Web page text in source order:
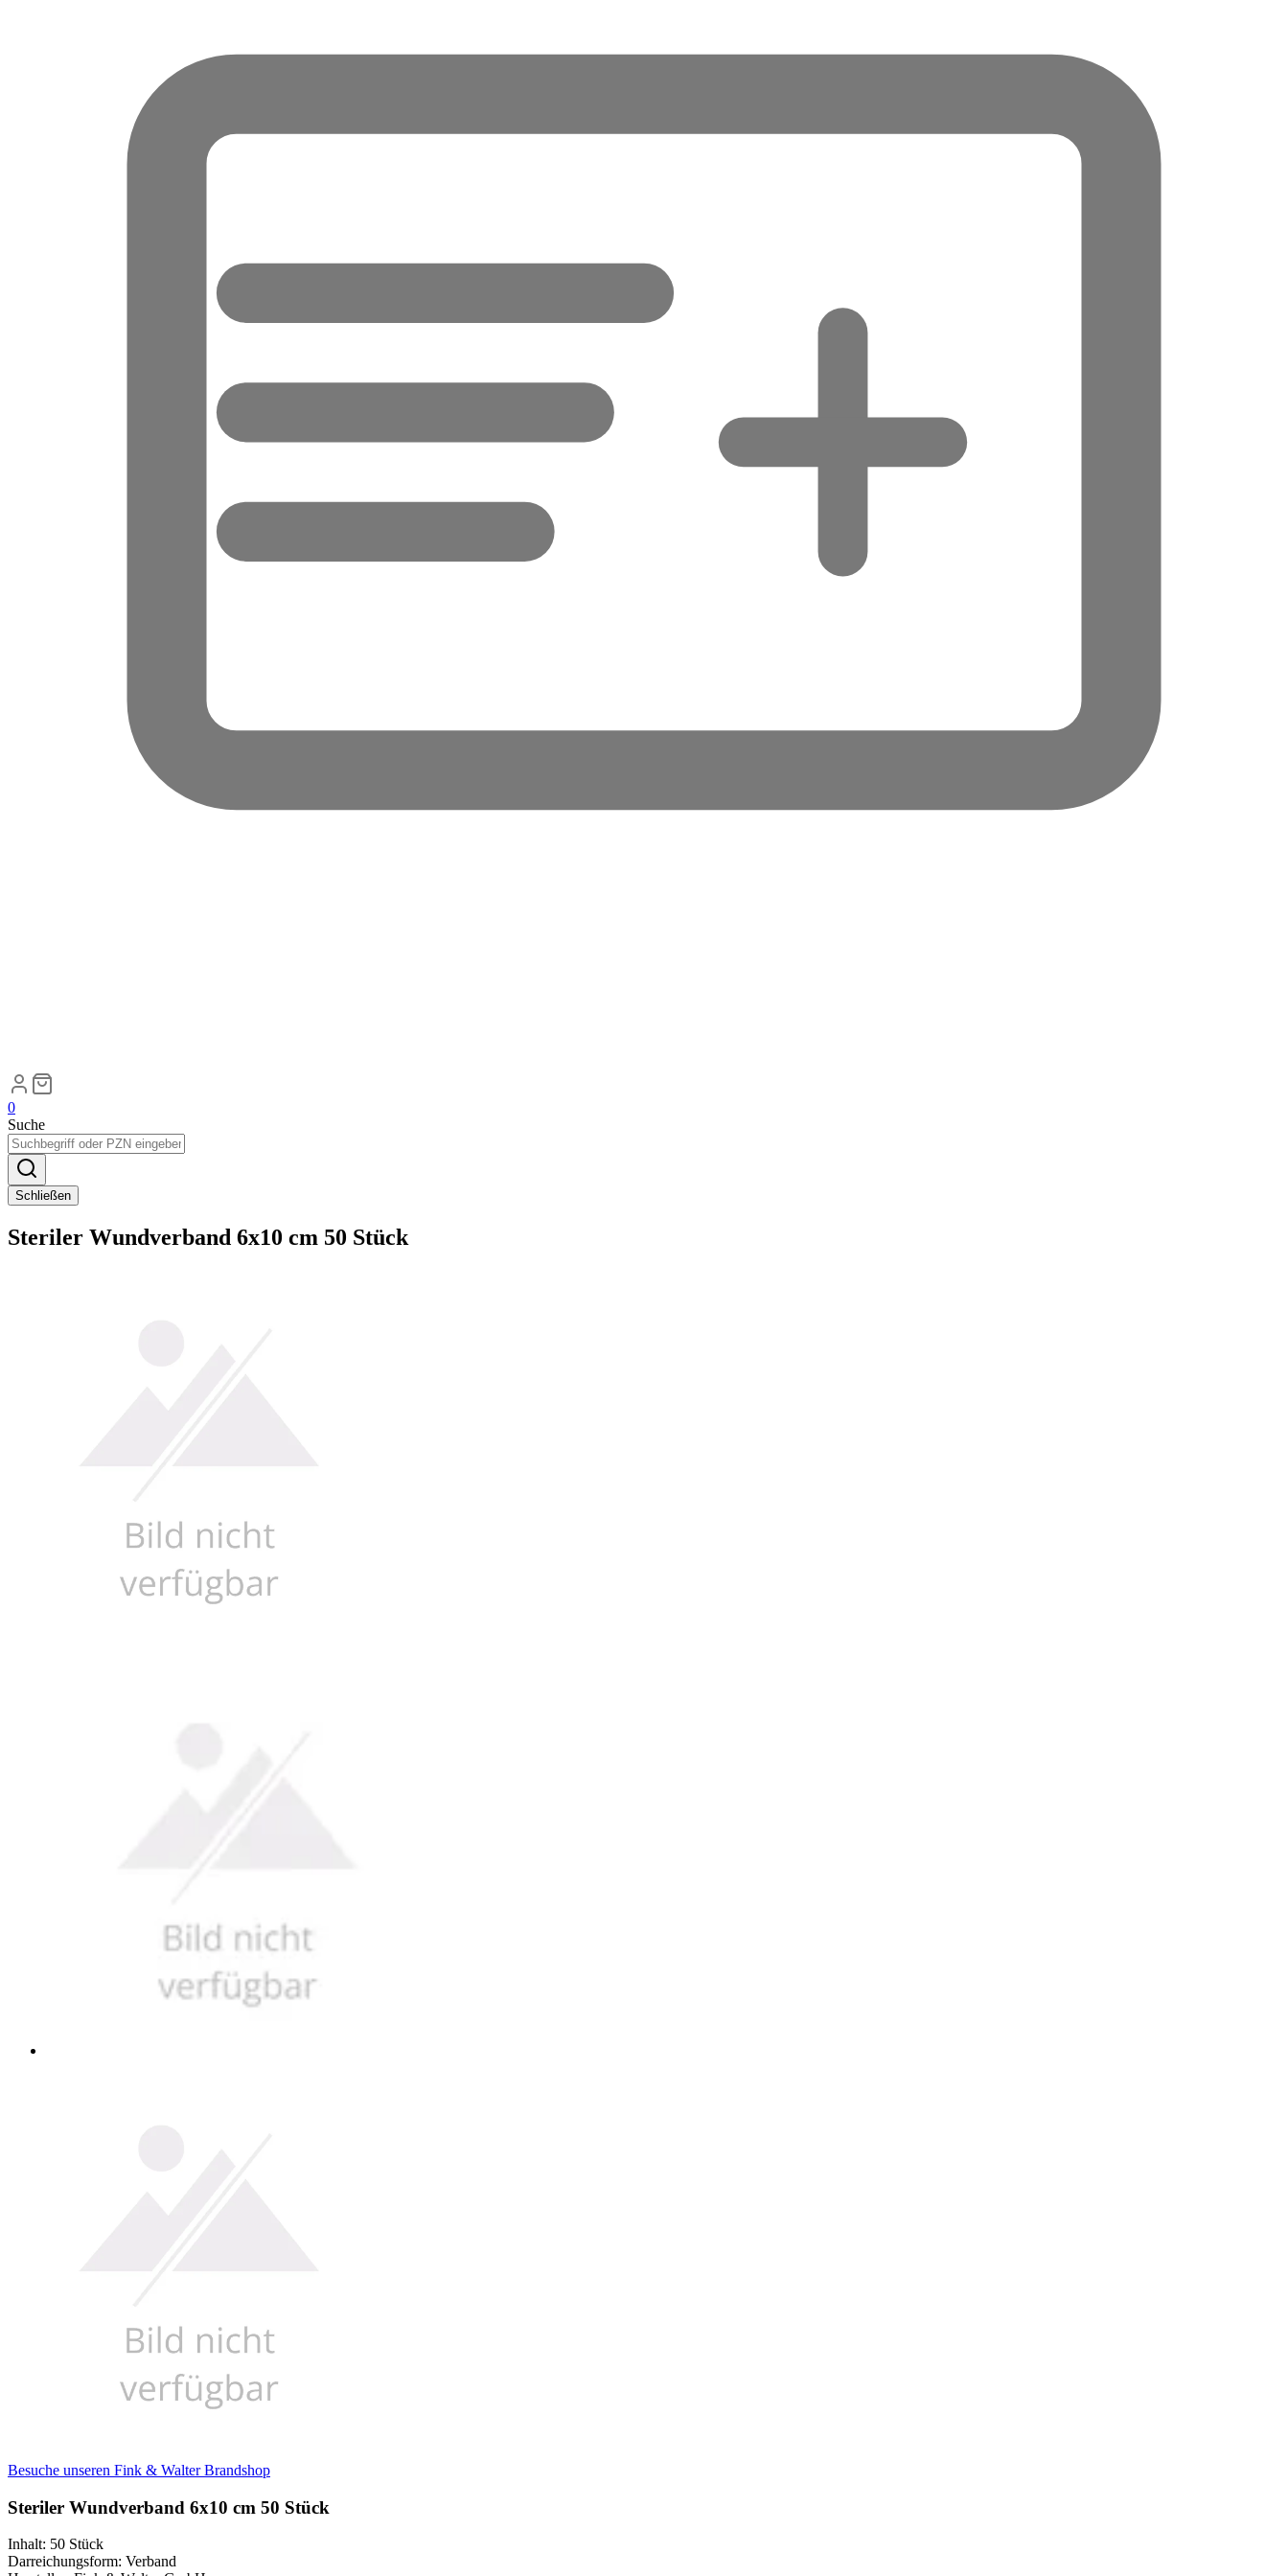
0
Suche
Schließen
Steriler Wundverband 6x10 cm 50 Stück
Besuche unseren Fink & Walter Brandshop
Steriler Wundverband 6x10 cm 50 Stück
Inhalt: 50 Stück
Darreichungsform: Verband